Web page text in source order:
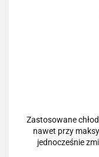
Zastosowane
nawet przy
jednocześnie